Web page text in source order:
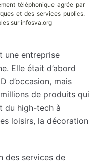
téléphonique agrée par
et des services publics.
sur infosva.org
une entreprise
Elle était d’abord
d’occasion, mais
de produits qui
du high-tech à
loisirs, la décoration
des services de